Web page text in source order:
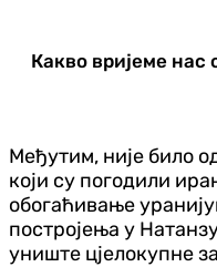
Какво вријеме нас
Међутим, није било
који су погодили
обогаћивање
постројења у
униште цјелокупне